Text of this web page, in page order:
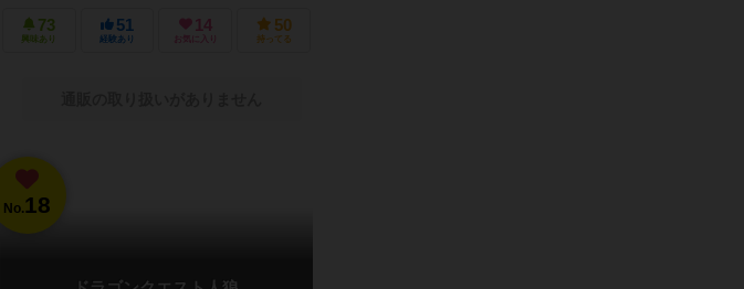
73
興味あり
51
経験あり
14
お気に入り
50
持ってる
No.18